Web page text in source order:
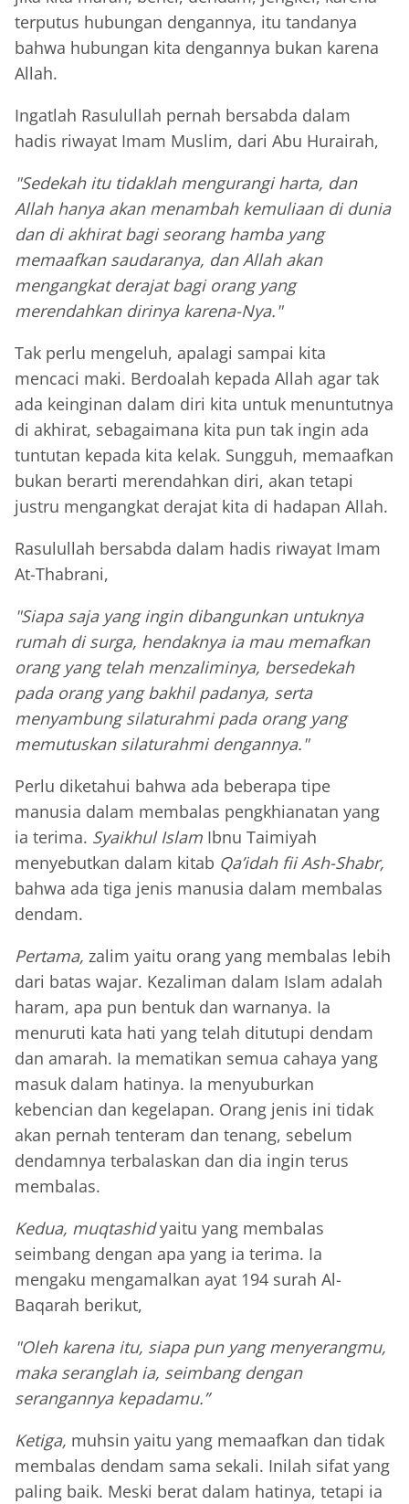
terputus hubungan dengannya, itu tandanya
bahwa hubungan kita dengannya bukan karena
Allah.
Ingatlah Rasulullah pernah bersabda dalam
hadis riwayat Imam Muslim, dari Abu Hurairah,
"Sedekah itu tidaklah mengurangi harta, dan
Allah hanya akan menambah kemuliaan di dunia
dan di akhirat bagi seorang hamba yang
memaafkan saudaranya, dan Allah akan
mengangkat derajat bagi orang yang
merendahkan dirinya karena-Nya."
Tak perlu mengeluh, apalagi sampai kita
mencaci maki. Berdoalah kepada Allah agar tak
ada keinginan dalam diri kita untuk menuntutnya
di akhirat, sebagaimana kita pun tak ingin ada
tuntutan kepada kita kelak. Sungguh, memaafkan
bukan berarti merendahkan diri, akan tetapi
justru mengangkat derajat kita di hadapan Allah.
Rasulullah bersabda dalam hadis riwayat Imam
At-Thabrani,
"Siapa saja yang ingin dibangunkan untuknya
rumah di surga, hendaknya ia mau memafkan
orang yang telah menzaliminya, bersedekah
pada orang yang bakhil padanya, serta
menyambung silaturahmi pada orang yang
memutuskan silaturahmi dengannya."
Perlu diketahui bahwa ada beberapa tipe
manusia dalam membalas pengkhianatan yang
ia terima. Syaikhul Islam Ibnu Taimiyah
menyebutkan dalam kitab Qa’idah fii Ash-Shabr,
bahwa ada tiga jenis manusia dalam membalas
dendam.
Pertama, zalim yaitu orang yang membalas lebih
dari batas wajar. Kezaliman dalam Islam adalah
haram, apa pun bentuk dan warnanya. Ia
menuruti kata hati yang telah ditutupi dendam
dan amarah. Ia mematikan semua cahaya yang
masuk dalam hatinya. Ia menyuburkan
kebencian dan kegelapan. Orang jenis ini tidak
akan pernah tenteram dan tenang, sebelum
dendamnya terbalaskan dan dia ingin terus
membalas.
Kedua, muqtashidyaitu yang membalas
seimbang dengan apa yang ia terima. Ia
mengaku mengamalkan ayat 194 surah Al-
Baqarah berikut,
"Oleh karena itu, siapa pun yang menyerangmu,
maka seranglah ia, seimbang dengan
serangannya kepadamu.”
Ketiga, muhsin yaitu yang memaafkan dan tidak
membalas dendam sama sekali. Inilah sifat yang
paling baik. Meski berat dalam hatinya, tetapi ia